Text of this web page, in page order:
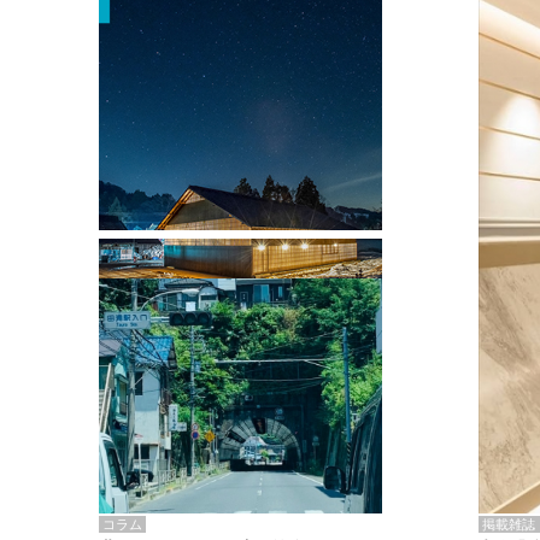
掲載雑誌
掲載雑誌・書籍
『街歩き研修「アールデコとモダニズ
ム、和風バロック」』のレポート記事が
掲載
コラム